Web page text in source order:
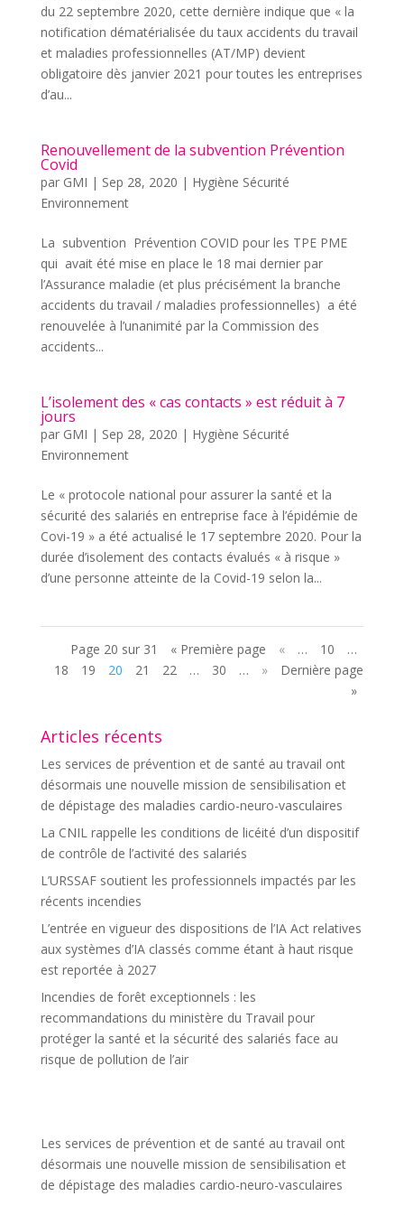
du 22 septembre 2020, cette dernière indique que « la
notification dématérialisée du taux accidents du travail
et maladies professionnelles (AT/MP) devient
obligatoire dès janvier 2021 pour toutes les entreprises
d’au...
Renouvellement de la subvention Prévention
Covid
par GMI | Sep 28, 2020 | Hygiène Sécurité
Environnement
La subvention Prévention COVID pour les TPE PME
qui avait été mise en place le 18 mai dernier par
l’Assurance maladie (et plus précisément la branche
accidents du travail / maladies professionnelles) a été
renouvelée à l’unanimité par la Commission des
accidents...
L’isolement des « cas contacts » est réduit à 7
jours
par GMI | Sep 28, 2020 | Hygiène Sécurité
Environnement
Le « protocole national pour assurer la santé et la
sécurité des salariés en entreprise face à l’épidémie de
Covi-19 » a été actualisé le 17 septembre 2020. Pour la
durée d’isolement des contacts évalués « à risque »
d’une personne atteinte de la Covid-19 selon la...
Page 20 sur 31 « Première page « … 10
…
18
19 20 21 22 … 30 … »
Dernière page
»
Articles récents
Les services de prévention et de santé au travail ont
désormais une nouvelle mission de sensibilisation et
de dépistage des maladies cardio-neuro-vasculaires
La CNIL rappelle les conditions de licéité d’un dispositif
de contrôle de l’activité des salariés
L’URSSAF soutient les professionnels impactés par les
récents incendies
L’entrée en vigueur des dispositions de l’IA Act relatives
aux systèmes d’IA classés comme étant à haut risque
est reportée à 2027
Incendies de forêt exceptionnels : les
recommandations du ministère du Travail pour
protéger la santé et la sécurité des salariés face au
risque de pollution de l’air
Les services de prévention et de santé au travail ont
désormais une nouvelle mission de sensibilisation et
de dépistage des maladies cardio-neuro-vasculaires